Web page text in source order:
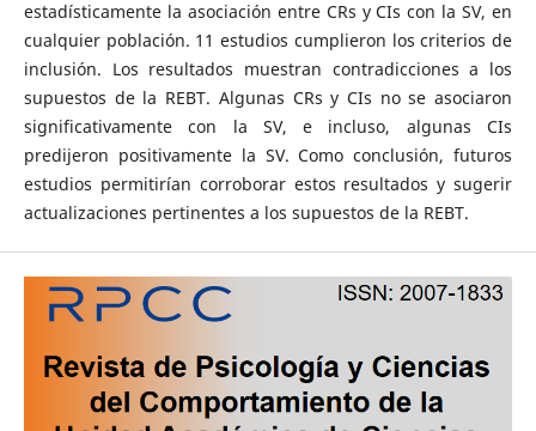
estadísticamente la asociación entre CRs y CIs con la SV, en
cualquier población. 11 estudios cumplieron los criterios de
inclusión. Los resultados muestran contradicciones a los
supuestos de la REBT. Algunas CRs y CIs no se asociaron
significativamente con la SV, e incluso, algunas CIs
predijeron positivamente la SV. Como conclusión, futuros
estudios permitirían corroborar estos resultados y sugerir
actualizaciones pertinentes a los supuestos de la REBT.